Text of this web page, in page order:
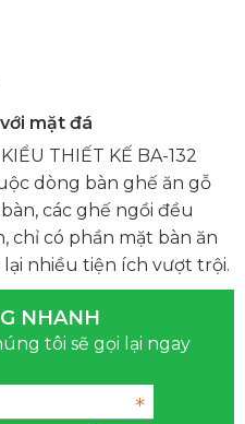
mặt đá
THIẾT KẾ BA-132
dòng bàn ghế ăn gỗ
các ghế ngồi đều
chỉ có phần mặt bàn ăn
nhiều tiện ích vượt trội.
NHANH
tôi sẽ gọi lại ngay